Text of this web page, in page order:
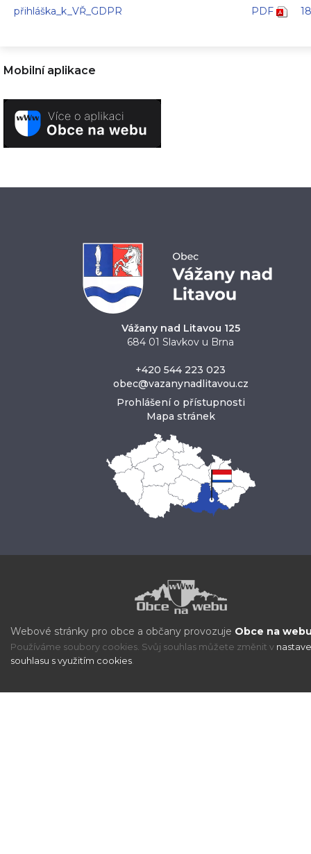
přihláška_k_VŘ_GDPR
PDF
Mobilní aplikace
Vážany nad Litavou 125
684 01 Slavkov u Brna
+420 544 223 023
obec@vazanynadlitavou.cz
Prohlášení o přístupnosti
Mapa stránek
Webové stránky pro obce a občany provozuje Obce na
Používáme soubory cookies. Svůj souhlas můžete změnit v
souhlasu s využitím cookies